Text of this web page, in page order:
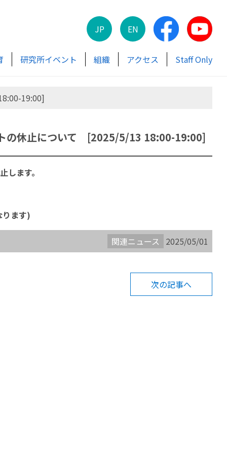
JP EN
研究所イベント 組織 アクセス Staff Only
19:00]
の休止について [2025/5/13 18:00-19:00]
ます。
ます)
関連ニュース 2025/05/01
次の記事へ